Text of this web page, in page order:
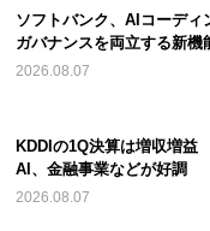
ソフトバンク、AIコーディ
ガバナンスを両立する新機
2026.08.07
KDDIの1Q決算は増収増
AI、金融事業などが好調
2026.08.07